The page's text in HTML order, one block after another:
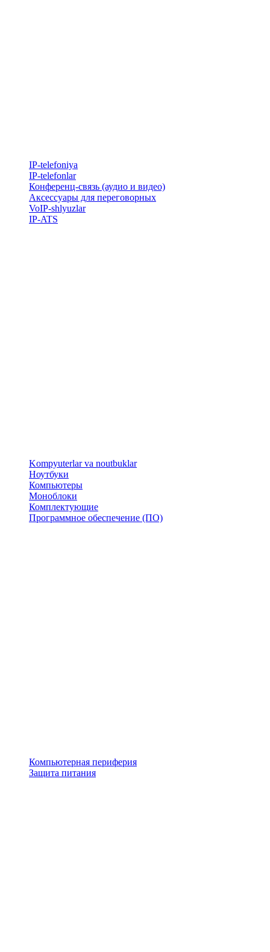
IP-telefoniya
​IP-telefonlar
Конференц-связь (аудио и видео)
Аксессуары для переговорных
VoIP-shlyuzlar
IP-ATS
​Kompyuterlar va noutbuklar
Ноутбуки
Компьютеры
Моноблоки
Комплектующие
Программное обеспечение (ПО)
Компьютерная периферия
Защита питания